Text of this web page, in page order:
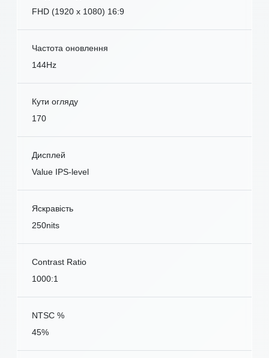
FHD (1920 x 1080) 16:9
Частота оновлення
144Hz
Кути огляду
170
Дисплей
Value IPS-level
Яскравість
250nits
Contrast Ratio
1000:1
NTSC %
45%